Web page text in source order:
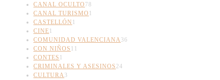
CANAL OCULTO 78
CANAL TURISMO 1
CASTELLÓN 1
CINE1
COMUNIDAD VALENCIANA36
CON NIÑOS 11
CONTES 1
CRIMINALES Y ASESINOS 24
CULTURA3